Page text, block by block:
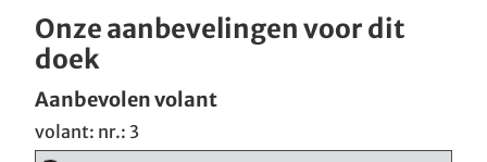
Onze aanbevelingen voor dit
doek
Aanbevolen volant
volant: nr.: 3